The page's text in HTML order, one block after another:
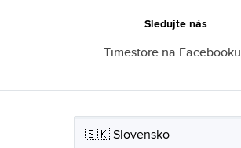
Sledujte nás
Timestore na Facebooku